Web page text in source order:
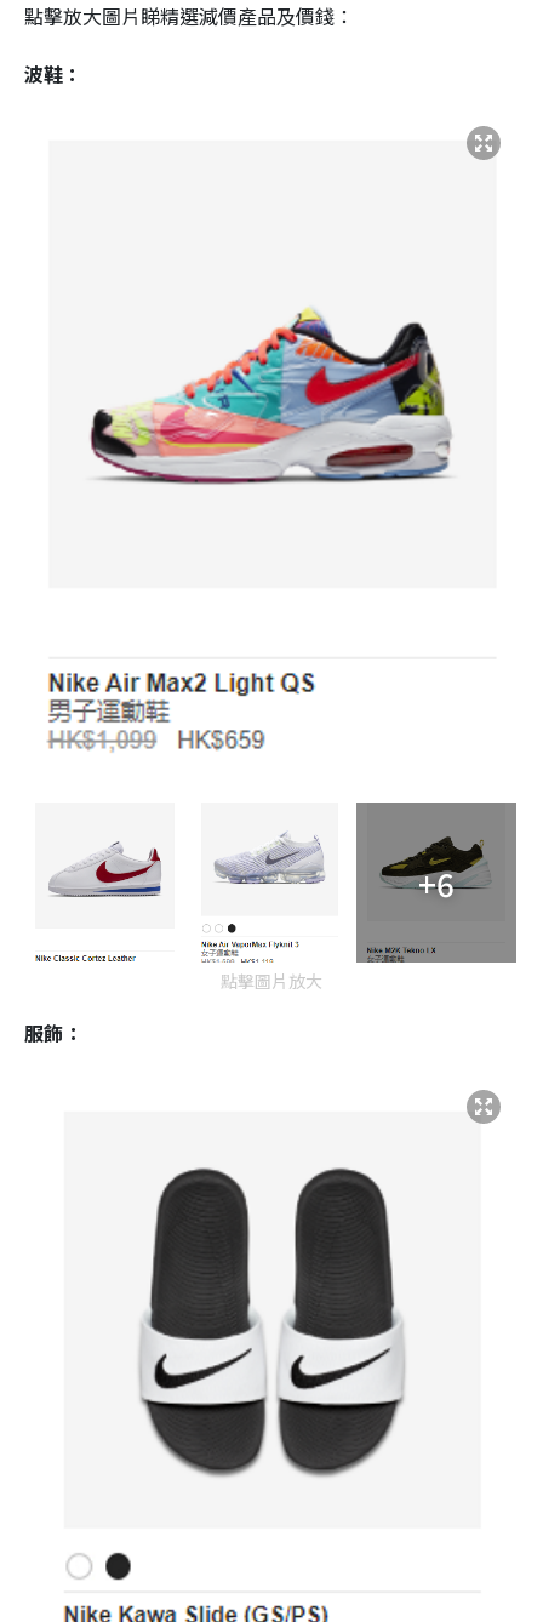
點擊放大圖片睇精選減價產品及價錢：
波鞋：
+6
點擊圖片放大
服飾：